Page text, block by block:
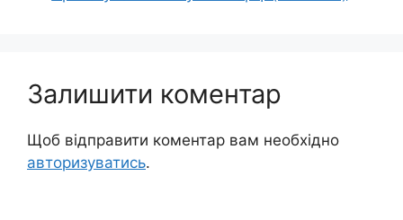
Залишити коментар
Щоб відправити коментар вам необхідно
авторизуватись.